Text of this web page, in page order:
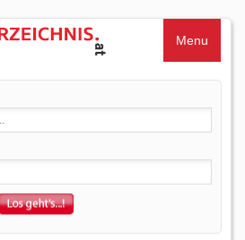
Menu